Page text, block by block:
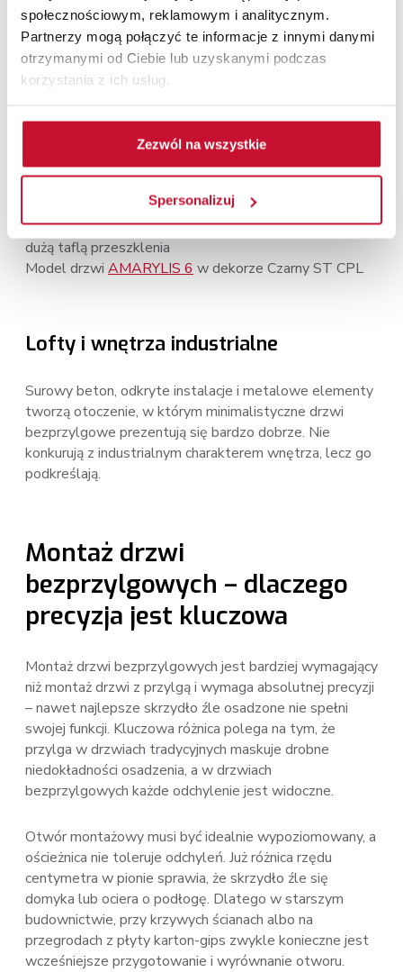
społecznościowym, reklamowym i analitycznym.
Partnerzy mogą połączyć te informacje z innymi danymi
otrzymanymi od Ciebie lub uzyskanymi podczas
korzystania z ich usług.
Zezwól na wszystkie
Spersonalizuj
Profesjonalny wygląd bez zbędnych ozdobników to cel
architektów projektujących przestrzenie biurowe.
Wysokie, gładkie drzwi bez widocznych zawiasów
budują spójny wizerunek w kontakcie z klientami i
Model drzwi AMARYLIS 6 w dekorze Czarny ST CPL
Lofty i wnętrza industrialne
Surowy beton, odkryte instalacje i metalowe elementy
tworzą otoczenie, w którym minimalistyczne drzwi
bezprzylgowe prezentują się bardzo dobrze. Nie
konkurują z industrialnym charakterem wnętrza, lecz go
podkreślają.
Montaż drzwi
bezprzylgowych – dlaczego
precyzja jest kluczowa
Montaż drzwi bezprzylgowych jest bardziej wymagający
niż montaż drzwi z przylgą i wymaga absolutnej precyzji
– nawet najlepsze skrzydło źle osadzone nie spełni
swojej funkcji. Kluczowa różnica polega na tym, że
przylga w drzwiach tradycyjnych maskuje drobne
niedokładności osadzenia, a w drzwiach
bezprzylgowych każde odchylenie jest widoczne.
Otwór montażowy musi być idealnie wypoziomowany, a
ościeżnica nie toleruje odchyleń. Już różnica rzędu
centymetra w pionie sprawia, że skrzydło źle się
domyka lub ociera o podłogę. Dlatego w starszym
budownictwie, przy krzywych ścianach albo na
przegrodach z płyty karton-gips zwykle konieczne jest
wcześniejsze przygotowanie i wyrównanie otworu.